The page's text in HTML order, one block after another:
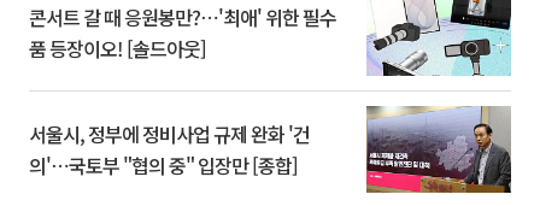
콘서트 갈 때 응원봉만?⋯'최애' 위한 필수
품 등장이오! [솔드아웃]
서울시, 정부에 정비사업 규제 완화 '건
의'⋯국토부 "협의 중" 입장만 [종합]